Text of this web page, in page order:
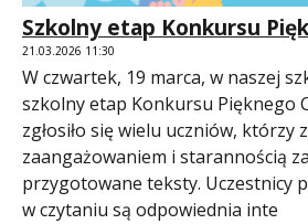
Szkolny etap Konkursu
21.03.2026 11:30
W czwartek, 19 marca, w naszej
szkolny etap Konkursu Pięknego
zgłosiło się wielu uczniów, którzy
zaangażowaniem i starannością
przygotowane teksty. Uczestnicy
w czytaniu są odpowiednia inte